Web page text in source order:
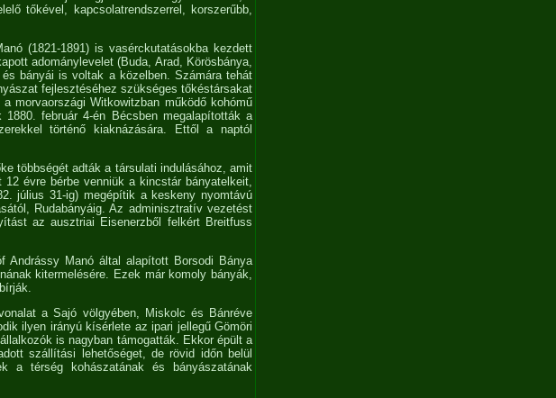
tőkével, kapcsolatrendszerrel, korszerűbb,
(1821-1891) is vasérckutatásokba kezdett
adománylevelet (Buda, Arad, Körösbánya,
bányái is voltak a közelben. Számára tehát
fejlesztéséhez szükséges tőkéstársakat
morvaországi Witkowitzban működő kohómű
február 4-én Bécsben megalapították a
történő kiaknázására. Ettől a naptól
többségét adták a társulati indulásához, amit
évre bérbe venniük a kincstár bányatelkeit,
július 31-ig) megépítik a keskeny nyomtávú
Rudabányáig. Az adminisztratív vezetést
az ausztriai Eisenerzből felkért Breitfuss
Andrássy Manó által alapított Borsodi Bánya
kitermelésére. Ezek már komoly bányák,
a Sajó völgyében, Miskolc és Bánréve
ilyen irányú kísérlete az ipari jellegű Gömöri
is nagyban támogatták. Ekkor épült a
szállítási lehetőséget, de rövid időn belül
a térség kohászatának és bányászatának